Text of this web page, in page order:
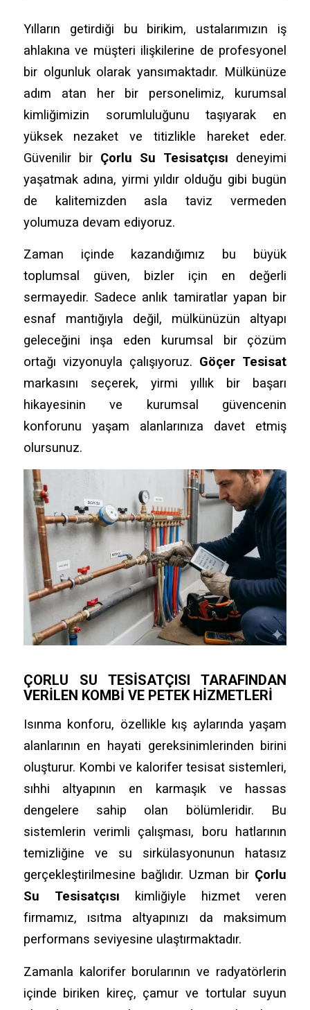
Yılların getirdiği bu birikim, ustalarımızın iş
ahlakına ve müşteri ilişkilerine de profesyonel
bir olgunluk olarak yansımaktadır. Mülkünüze
adım atan her bir personelimiz, kurumsal
kimliğimizin sorumluluğunu taşıyarak en
yüksek nezaket ve titizlikle hareket eder.
Güvenilir bir Çorlu Su Tesisatçısı deneyimi
yaşatmak adına, yirmi yıldır olduğu gibi bugün
de kalitemizden asla taviz vermeden
yolumuza devam ediyoruz.
Zaman içinde kazandığımız bu büyük
toplumsal güven, bizler için en değerli
sermayedir. Sadece anlık tamiratlar yapan bir
esnaf mantığıyla değil, mülkünüzün altyapı
geleceğini inşa eden kurumsal bir çözüm
ortağı vizyonuyla çalışıyoruz. Göçer Tesisat
markasını seçerek, yirmi yıllık bir başarı
hikayesinin ve kurumsal güvencenin
konforunu yaşam alanlarınıza davet etmiş
olursunuz.
ÇORLU SU TESISATÇISI TARAFINDAN
VERILEN KOMBI VE PETEK HIZMETLERI
Isınma konforu, özellikle kış aylarında yaşam
alanlarının en hayati gereksinimlerinden birini
oluşturur. Kombi ve kalorifer tesisat sistemleri,
sıhhi altyapının en karmaşık ve hassas
dengelere sahip olan bölümleridir. Bu
sistemlerin verimli çalışması, boru hatlarının
temizliğine ve su sirkülasyonunun hatasız
gerçekleştirilmesine bağlıdır. Uzman bir Çorlu
Su Tesisatçısı kimliğiyle hizmet veren
firmamız, ısıtma altyapınızı da maksimum
performans seviyesine ulaştırmaktadır.
Zamanla kalorifer borularının ve radyatörlerin
içinde biriken kireç, çamur ve tortular suyun